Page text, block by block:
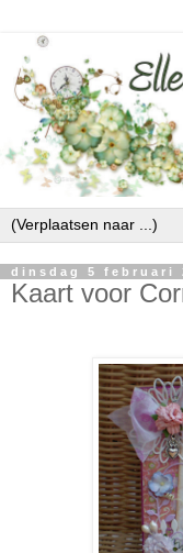
dinsdag 5 februari
Kaart voor